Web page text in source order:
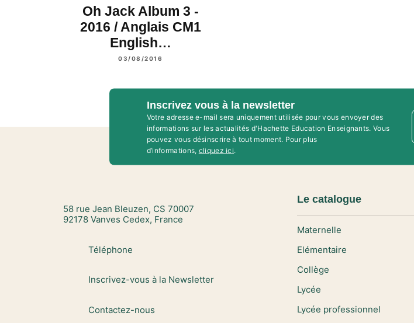
Oh Jack Album 3 -
2016 / Anglais CM1
English…
03/08/2016
Inscrivez vous à la newsletter
Votre adresse e-mail sera uniquement utilisée pour vous envoyer des
informations sur les actualités d'Hachette Education Enseignants. Vous
pouvez vous désinscrire à tout moment. Pour plus
d’informations, cliquez ici.
58 rue Jean Bleuzen, CS 70007
92178 Vanves Cedex, France
Téléphone
Inscrivez-vous à la Newsletter
Contactez-nous
Le catalogue
Maternelle
Elémentaire
Collège
Lycée
Lycée professionnel